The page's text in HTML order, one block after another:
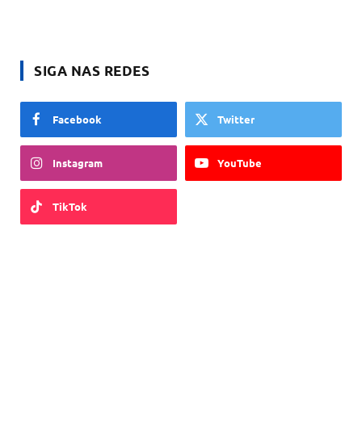
SIGA NAS REDES
Facebook Twitter
Instagram YouTube
TikTok